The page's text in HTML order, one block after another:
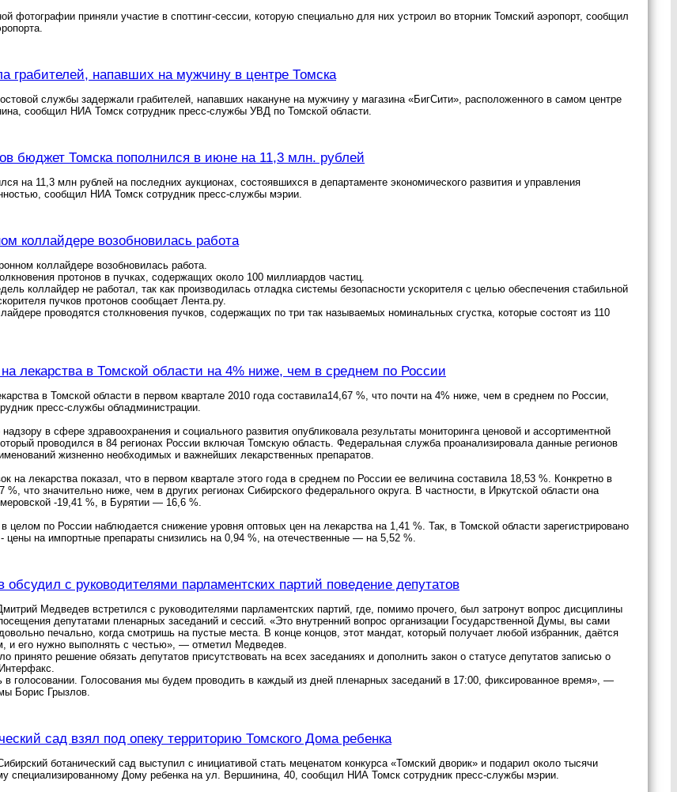
фотографии приняли участие в споттинг-сессии, которую специально для них устроил во вторник Томский аэропорт, сообщил
грабителей, напавших на мужчину в центре Томска
службы задержали грабителей, напавших накануне на мужчину у магазина «БигСити», расположенного в самом центре
сообщил НИА Томск сотрудник пресс-службы УВД по Томской области.
бюджет Томска пополнился в июне на 11,3 млн. рублей
на 11,3 млн рублей на последних аукционах, состоявшихся в департаменте экономического развития и управления
сообщил НИА Томск сотрудник пресс-службы мэрии.
коллайдере возобновилась работа
коллайдере возобновилась работа.
протонов в пучках, содержащих около 100 миллиардов частиц.
коллайдер не работал, так как производилась отладка системы безопасности ускорителя с целью обеспечения стабильной
пучков протонов сообщает Лента.ру.
проводятся столкновения пучков, содержащих по три так называемых номинальных сгустка, которые состоят из 110
на лекарства в Томской области на 4% ниже, чем в среднем по России
в Томской области в первом квартале 2010 года составила14,67 %, что почти на 4% ниже, чем в среднем по России,
пресс-службы обладминистрации.
в сфере здравоохранения и социального развития опубликовала результаты мониторинга ценовой и ассортиментной
проводился в 84 регионах России включая Томскую область. Федеральная служба проанализировала данные регионов
жизненно необходимых и важнейших лекарственных препаратов.
на лекарства показал, что в первом квартале этого года в среднем по России ее величина составила 18,53 %. Конкретно в
что значительно ниже, чем в других регионах Сибирского федерального округа. В частности, в Иркутской области она
-19,41 %, в Бурятии — 16,6 %.
целом по России наблюдается снижение уровня оптовых цен на лекарства на 1,41 %. Так, в Томской области зарегистрировано
цены на импортные препараты снизились на 0,94 %, на отечественные — на 5,52 %.
с руководителями парламентских партий поведение депутатов
Медведев встретился с руководителями парламентских партий, где, помимо прочего, был затронут вопрос дисциплины
депутатами пленарных заседаний и сессий. «Это внутренний вопрос организации Государственной Думы, вы сами
печально, когда смотришь на пустые места. В конце концов, этот мандат, который получает любой избранник, даётся
и его нужно выполнять с честью», — отметил Медведев.
принято решение обязать депутатов присутствовать на всех заседаниях и дополнить закон о статусе депутатов записью о
в голосовании. Голосования мы будем проводить в каждый из дней пленарных заседаний в 17:00, фиксированное время», —
Борис Грызлов.
сад взял под опеку территорию Томского Дома ребенка
ботанический сад выступил с инициативой стать меценатом конкурса «Томский дворик» и подарил около тысячи
специализированному Дому ребенка на ул. Вершинина, 40, сообщил НИА Томск сотрудник пресс-службы мэрии.